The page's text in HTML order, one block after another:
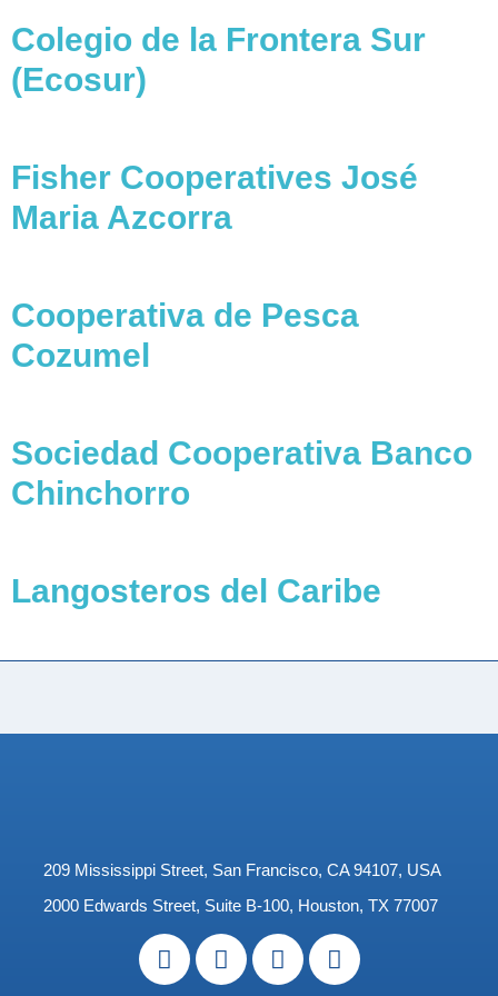
Colegio de la Frontera Sur
(Ecosur)
Fisher Cooperatives José
Maria Azcorra
Cooperativa de Pesca
Cozumel
Sociedad Cooperativa Banco
Chinchorro
Langosteros del Caribe
209 Mississippi Street, San Francisco, CA 94107, USA
2000 Edwards Street, Suite B-100, Houston, TX 77007